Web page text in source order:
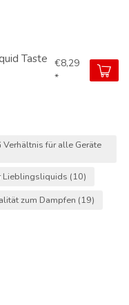
Taste €8,29
*
für alle Geräte
Lieblingsliquids (10)
zum Dampfen (19)